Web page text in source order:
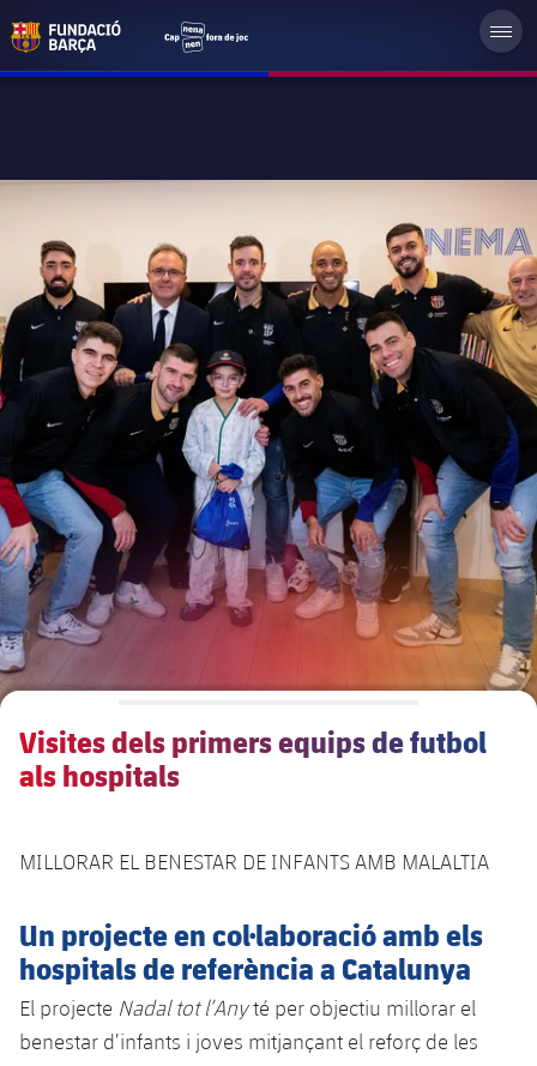
Visites dels primers equips de futbol
als hospitals
MILLORAR EL BENESTAR DE INFANTS AMB MALALTIA
Un projecte en col·laboració amb els
hospitals de referència a Catalunya
El projecte Nadal tot l’Anyté per objectiu millorar el
benestar d’infants i joves mitjançant el reforç de les